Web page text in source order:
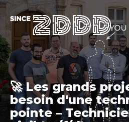
ACCUEIL
Actualités
🚀 Les grands
besoin d'une
pointe –